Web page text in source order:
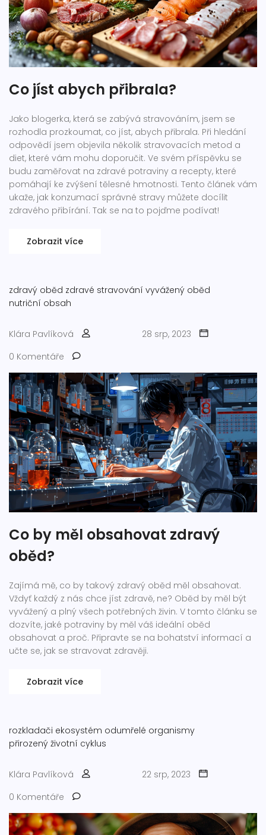
Co jíst abych přibrala?
Jako blogerka, která se zabývá stravováním, jsem se
rozhodla prozkoumat, co jíst, abych přibrala. Při hledání
odpovědí jsem objevila několik stravovacích metod a
diet, které vám mohu doporučit. Ve svém příspěvku se
budu zaměřovat na zdravé potraviny a recepty, které
pomáhají ke zvýšení tělesné hmotnosti. Tento článek vám
ukaže, jak konzumací správné stravy můžete docílit
zdravého přibírání. Tak se na to pojďme podívat!
Zobrazit více
zdravý oběd zdravé stravování vyvážený oběd
nutriční obsah
Klára Pavlíková
28 srp, 2023
0 Komentáře
Co by měl obsahovat zdravý
oběd?
Zajímá mě, co by takový zdravý oběd měl obsahovat.
Vždyť každý z nás chce jíst zdravě, ne? Oběd by měl být
vyvážený a plný všech potřebných živin. V tomto článku se
dozvíte, jaké potraviny by měl váš ideální oběd
obsahovat a proč. Připravte se na bohatství informací a
učte se, jak se stravovat zdravěji.
Zobrazit více
rozkladači ekosystém odumřelé organismy
přirozený životní cyklus
Klára Pavlíková
22 srp, 2023
0 Komentáře